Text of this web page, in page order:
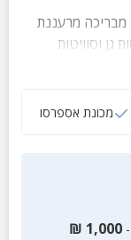
מבריכה מרעננת
גן וסוויטות
משובח,
מכונת אספרסו
1,000
₪